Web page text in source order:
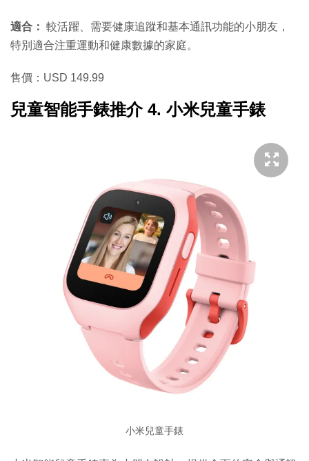
適合： 較活躍、需要健康追蹤和基本通訊功能的小朋友，
特別適合注重運動和健康數據的家庭。
售價：USD 149.99
兒童智能手錶推介 4. 小米兒童手錶
小米兒童手錶